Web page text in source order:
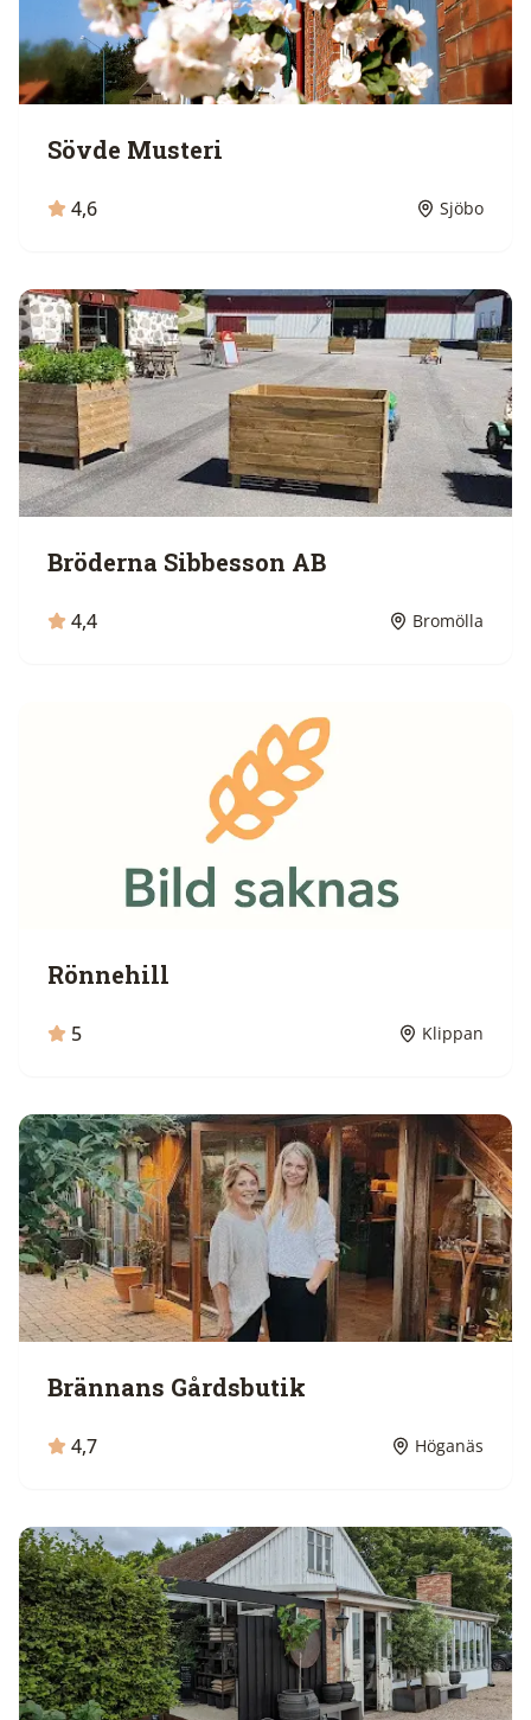
Sövde Musteri
4,6 Sjöbo
Bröderna Sibbesson AB
4,4 Bromölla
Rönnehill
5 Klippan
Brännans Gårdsbutik
4,7 Höganäs